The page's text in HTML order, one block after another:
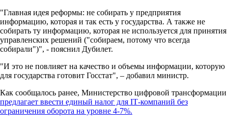
"Главная идея реформы: не собирать у предприятия
информацию, которая и так есть у государства. А также не
собирать ту информацию, которая не используется для принятия
управленских решений ("собираем, потому что всегда
собирали")", - пояснил Дубилет.
"И это не повлияет на качество и объемы информации, которую
для государства готовит Госстат", – добавил министр.
Как сообщалось ранее, Министерство цифровой трансформации
предлагает ввести единый налог для ІТ-компаний без
ограничения оборота на уровне 4-7%.